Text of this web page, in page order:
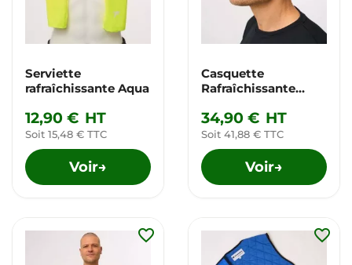
Serviette
rafraîchissante Aqua
12,90 € HT
Soit 15,48 € TTC
Voir→
Casquette
Rafraîchissante
34,90 € HT
Soit 41,88 € TTC
Voir→
favorite_border favorite_border